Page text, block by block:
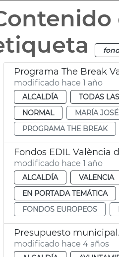
Programa The Break
modificado hace 1 año
ALCALDÍA TODAS
NORMAL
MARÍA
PROGRAMA THE BREAK
Fondos EDIL València
modificado hace 1 año
ALCALDÍA VALENCIA
EN PORTADA TEMÁTICA
FONDOS EUROPEOS
Presupuesto
modificado hace 4 años